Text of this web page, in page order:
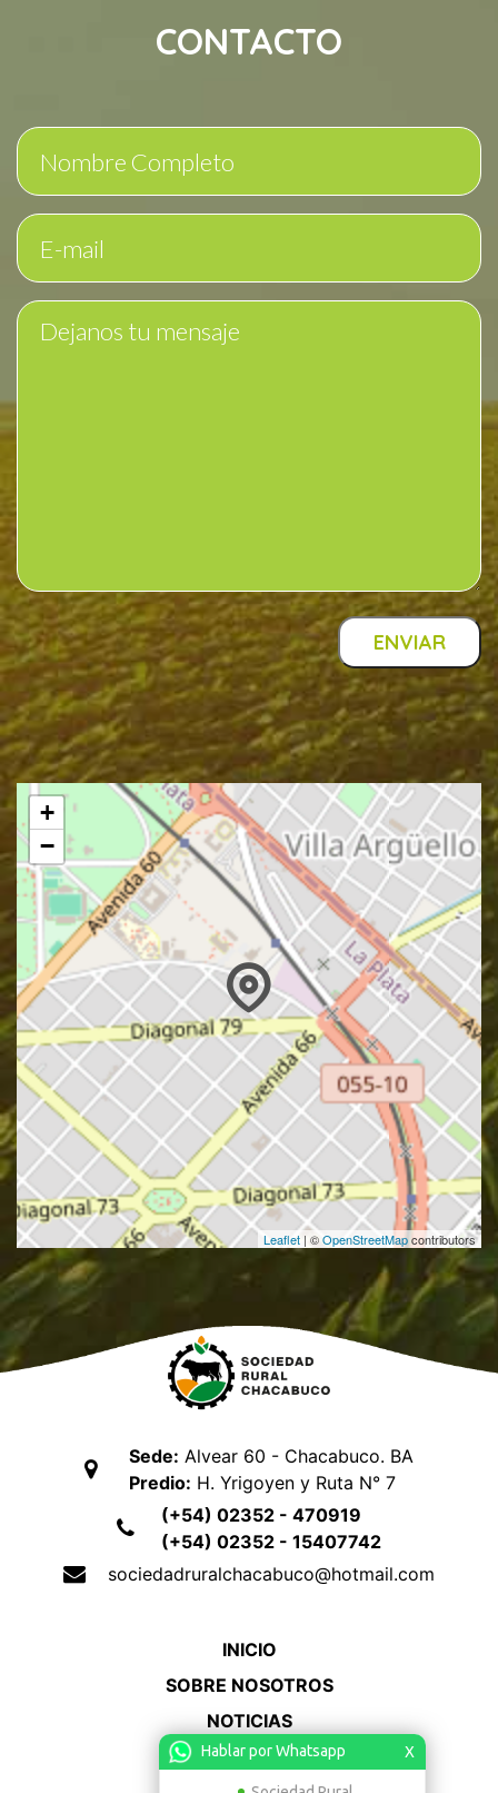
Hablar por Whatsapp X
CONTACTO
ENVIAR
+
−
Leaflet | ©OpenStreetMapcontributors
Sede: Alvear 60 - Chacabuco. BA
Predio: H. Yrigoyen y Ruta N° 7
(+54) 02352 - 470919
(+54) 02352 - 15407742
sociedadruralchacabuco@hotmail.com
INICIO
SOBRE NOSOTROS
NOTICIAS
CONTACTO